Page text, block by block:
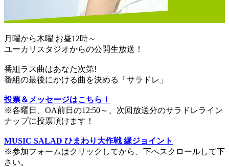
月曜から木曜 お昼12時～
ユーカリスタジオからの公開生放送！
番組ラス曲はあなた次第!
番組の最後にかける曲を決める「サラドレ」
投票＆メッセージはこちら！
※各曜日、OA前日の12:50～、次回放送分のサラドレライン
ナップに投票頂けます！
MUSIC SALAD ひまわり大作戦 縁ジョイント
※参加フォームはクリックしてから、下へスクロールして下
さい。